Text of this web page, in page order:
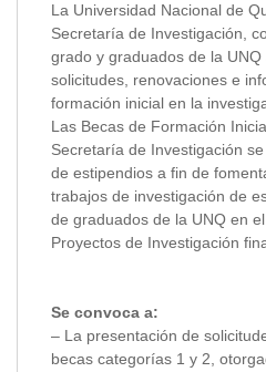
La Universidad Nacional de
Secretaría de Investigación,
grado y graduados de la
solicitudes, renovaciones e
formación inicial en la
Las Becas de Formación
Secretaría de Investigación
de estipendios a fin de
trabajos de investigación de
de graduados de la UNQ en
Proyectos de Investigación
Se convoca a:
– La presentación de
becas categorías 1 y 2,